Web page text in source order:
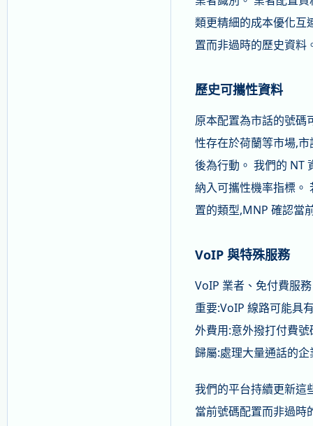
類更精細的成本優化互
置而非過時的歷史資料
歷史可攜性資料
原本配置為市話的號碼
性存在於荷蘭等市場,
後為行動。 我們的 NT
納入可攜性機率指標。
置的類型,MNP 確認當
VoIP 與特殊服務
VoIP 業者、免付費服
重要:VoIP 線路可能具
外費用:意外撥打付費
歸屬:處理大量通話的
我們的平台持續更新這
當前號碼配置而非過時